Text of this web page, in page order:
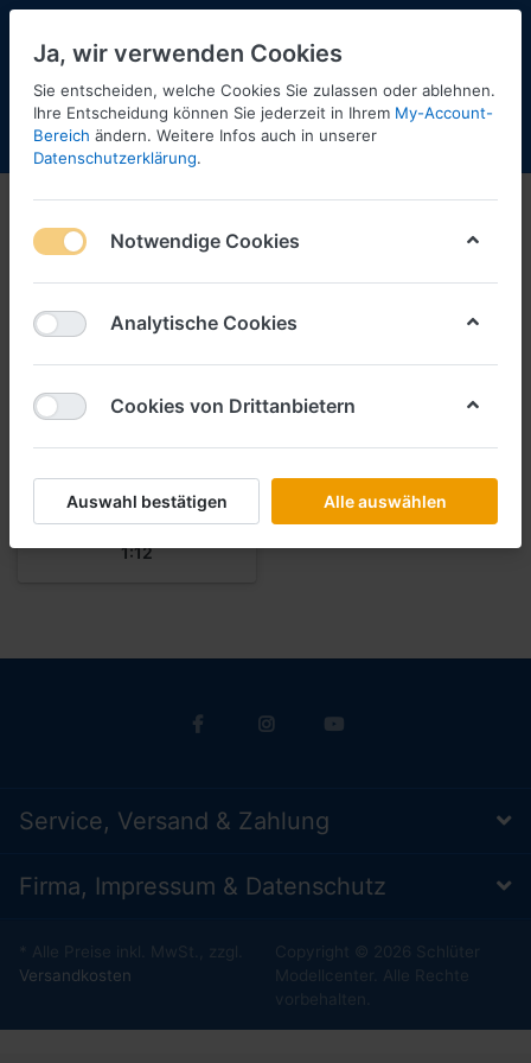
Menü Anmelden Shopaktualisierung
WSI
Lager sind, können wir für Sie
bestellen, solange sie beim
Hersteller noch lieferbar sind.
1:12
Service, Versand & Zahlung
Firma, Impressum & Datenschutz
* Alle Preise inkl. MwSt., zzgl.
Versandkosten
Copyright © 2026 Schlüter
Modellcenter. Alle Rechte
vorbehalten.
Ja, wir verwenden Cookies
Sie entscheiden, welche Cookies Sie zulassen oder ablehnen.
Ihre Entscheidung können Sie jederzeit in Ihrem My-Account-
Bereich ändern. Weitere Infos auch in unserer
Datenschutzerklärung.
Notwendige Cookies
Analytische Cookies
Cookies von Drittanbietern
Auswahl bestätigen Alle auswählen